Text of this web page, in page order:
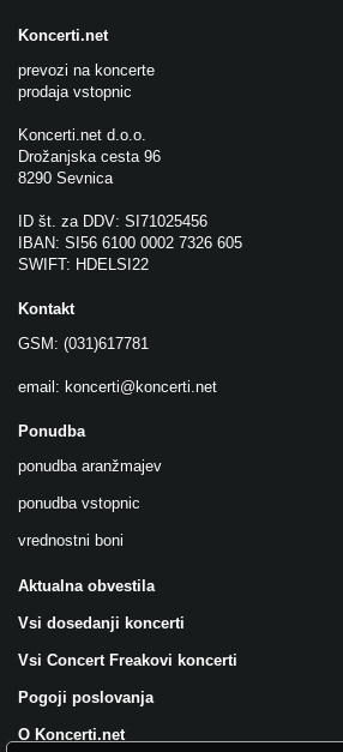
Koncerti.net
prevozi na koncerte
prodaja vstopnic
Koncerti.net d.o.o.
Drožanjska cesta 96
8290 Sevnica
ID št. za DDV: SI71025456
IBAN: SI56 6100 0002 7326 605
SWIFT: HDELSI22
Kontakt
GSM: (031)617781
email: koncerti@koncerti.net
Ponudba
ponudba aranžmajev
ponudba vstopnic
vrednostni boni
Aktualna obvestila
Vsi dosedanji koncerti
Vsi Concert Freakovi koncerti
Pogoji poslovanja
O Koncerti.net